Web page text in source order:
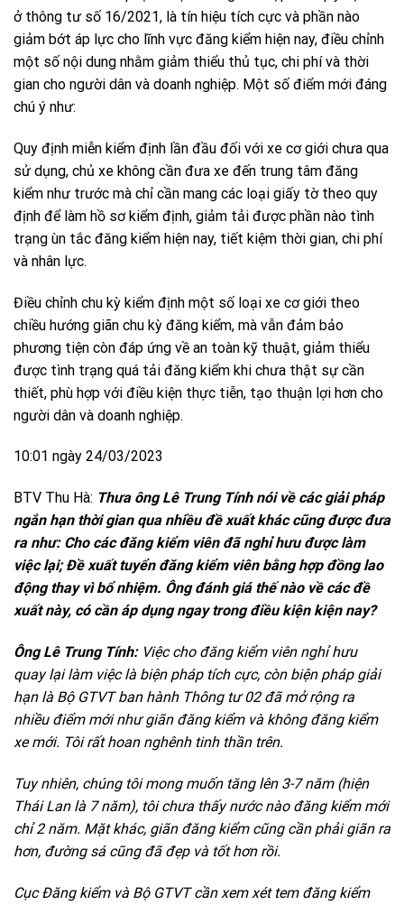
ở thông tư số 16/2021, là tín hiệu tích cực và phần nào
giảm bớt áp lực cho lĩnh vực đăng kiểm hiện nay, điều chỉnh
một số nội dung nhằm giảm thiểu thủ tục, chi phí và thời
gian cho người dân và doanh nghiệp. Một số điểm mới đáng
chú ý như:
Quy định miễn kiểm định lần đầu đối với xe cơ giới chưa qua
sử dụng, chủ xe không cần đưa xe đến trung tâm đăng
kiểm như trước mà chỉ cần mang các loại giấy tờ theo quy
định để làm hồ sơ kiểm định, giảm tải được phần nào tình
trạng ùn tắc đăng kiểm hiện nay, tiết kiệm thời gian, chi phí
và nhân lực.
Điều chỉnh chu kỳ kiểm định một số loại xe cơ giới theo
chiều hướng giãn chu kỳ đăng kiểm, mà vẫn đảm bảo
phương tiện còn đáp ứng về an toàn kỹ thuật, giảm thiểu
được tình trạng quá tải đăng kiểm khi chưa thật sự cần
thiết, phù hợp với điều kiện thực tiễn, tạo thuận lợi hơn cho
người dân và doanh nghiệp.
10:01 ngày 24/03/2023
BTV Thu Hà: Thưa ông Lê Trung Tính nói về các giải pháp
ngắn hạn thời gian qua nhiều đề xuất khác cũng được đưa
ra như: Cho các đăng kiểm viên đã nghỉ hưu được làm
việc lại; Đề xuất tuyển đăng kiểm viên bằng hợp đồng lao
động thay vì bổ nhiệm. Ông đánh giá thế nào về các đề
xuất này, có cần áp dụng ngay trong điều kiện kiện nay?
Ông Lê Trung Tính: Việc cho đăng kiểm viên nghỉ hưu
quay lại làm việc là biện pháp tích cực, còn biện pháp giải
hạn là Bộ GTVT ban hành Thông tư 02 đã mở rộng ra
nhiều điểm mới như giãn đăng kiểm và không đăng kiểm
xe mới. Tôi rất hoan nghênh tinh thần trên.
Tuy nhiên, chúng tôi mong muốn tăng lên 3-7 năm (hiện
Thái Lan là 7 năm), tôi chưa thấy nước nào đăng kiểm mới
chỉ 2 năm. Mặt khác, giãn đăng kiểm cũng cần phải giãn ra
hơn, đường sá cũng đã đẹp và tốt hơn rồi.
Cục Đăng kiểm và Bộ GTVT cần xem xét tem đăng kiểm